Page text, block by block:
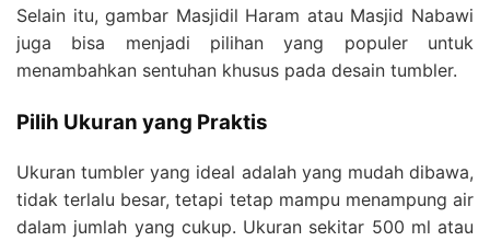
Selain itu, gambar Masjidil Haram atau Masjid Nabawi
juga bisa menjadi pilihan yang populer untuk
menambahkan sentuhan khusus pada desain tumbler.
Pilih Ukuran yang Praktis
Ukuran tumbler yang ideal adalah yang mudah dibawa,
tidak terlalu besar, tetapi tetap mampu menampung air
dalam jumlah yang cukup. Ukuran sekitar 500 ml atau